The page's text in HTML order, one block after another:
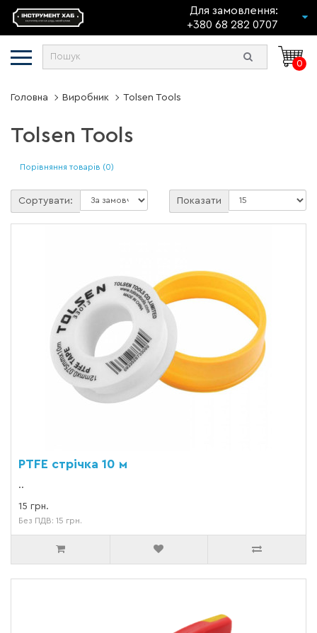
Для замовлення:
+380 68 282 0707
0
Головна Виробник Tolsen Tools
Tolsen Tools
Порівняння товарів (0)
Сортувати: Показати
PTFE стрічка 10 м
..
15 грн.
Без ПДВ: 15 грн.